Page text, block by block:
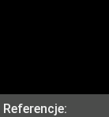
Referencje: